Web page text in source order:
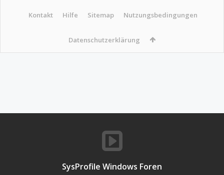
Kontakt Hilfe Sitemap Nutzungsbedingungen
Datenschutzerklärung
SysProfile Windows Foren